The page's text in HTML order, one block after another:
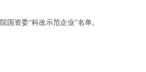
国资委“科改示范企业”名单。